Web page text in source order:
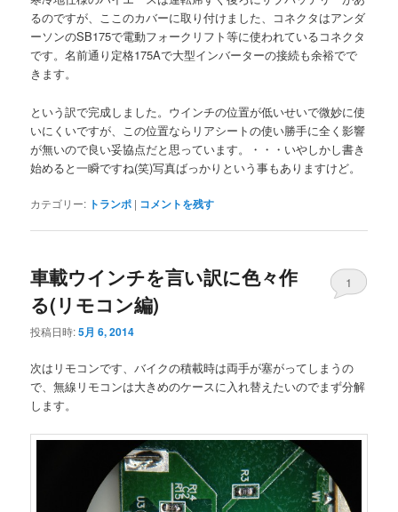
るのですが、ここのカバーに取り付けました、コネクタはアンダ
ーソンのSB175で電動フォークリフト等に使われているコネクタ
です。名前通り定格175Aで大型インバーターの接続も余裕でで
きます。
という訳で完成しました。ウインチの位置が低いせいで微妙に使
いにくいですが、この位置ならリアシートの使い勝手に全く影響
が無いので良い妥協点だと思っています。・・・いやしかし書き
始めると一瞬ですね(笑)写真ばっかりという事もありますけど。
カテゴリー: トランポ | コメントを残す
車載ウインチを言い訳に色々作
る(リモコン編)
投稿日時:5月 6, 2014
1
次はリモコンです、バイクの積載時は両手が塞がってしまうの
で、無線リモコンは大きめのケースに入れ替えたいのでまず分解
します。